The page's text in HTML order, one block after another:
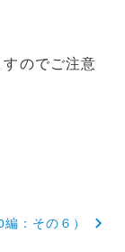
のでご注意
：その６）